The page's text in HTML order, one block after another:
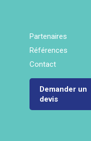
Partenaires
Références
Contact
Demander un
devis